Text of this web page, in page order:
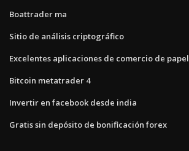
Boattrader ma
Sitio de análisis criptográfico
Excelentes aplicaciones de comercio de papel
Bitcoin metatrader 4
Invertir en facebook desde india
Gratis sin depósito de bonificación forex